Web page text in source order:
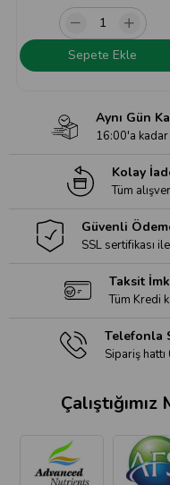
Sepete Ekle
Aynı Gün
16:00'a
Kolay
Tüm
Güvenli
SSL sertifikası
Taksit
Tüm Kredi
Telefonla
Sipariş